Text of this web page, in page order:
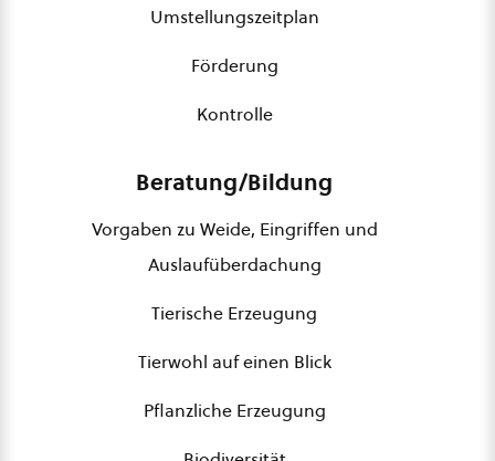
Umstellungszeitplan
Förderung
Kontrolle
Beratung/Bildung
Vorgaben zu Weide, Eingriffen und
Auslaufüberdachung
Tierische Erzeugung
Tierwohl auf einen Blick
Pflanzliche Erzeugung